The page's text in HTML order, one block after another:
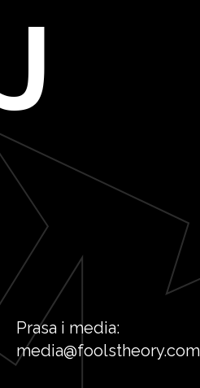
Prasa i media:
media@foolstheory.com